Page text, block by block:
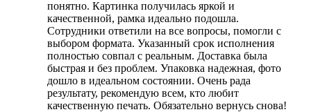
понятно. Картинка получилась яркой и
качественной, рамка идеально подошла.
Сотрудники ответили на все вопросы, помогли с
выбором формата. Указанный срок исполнения
полностью совпал с реальным. Доставка была
быстрая и без проблем. Упаковка надежная, фото
дошло в идеальном состоянии. Очень рада
результату, рекомендую всем, кто любит
качественную печать. Обязательно вернусь снова!